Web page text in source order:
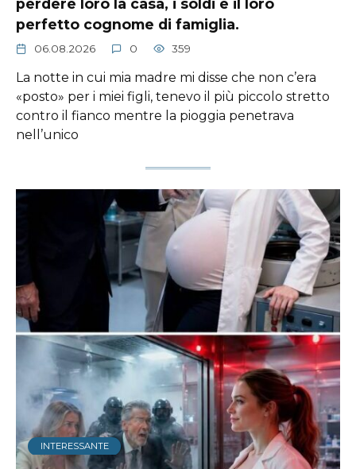
perfetto cognome di famiglia.
06.08.2026 0 359
La notte in cui mia madre mi disse che non c’era
«posto» per i miei figli, tenevo il più piccolo stretto
contro il fianco mentre la pioggia penetrava
nell’unico
INTERESSANTE